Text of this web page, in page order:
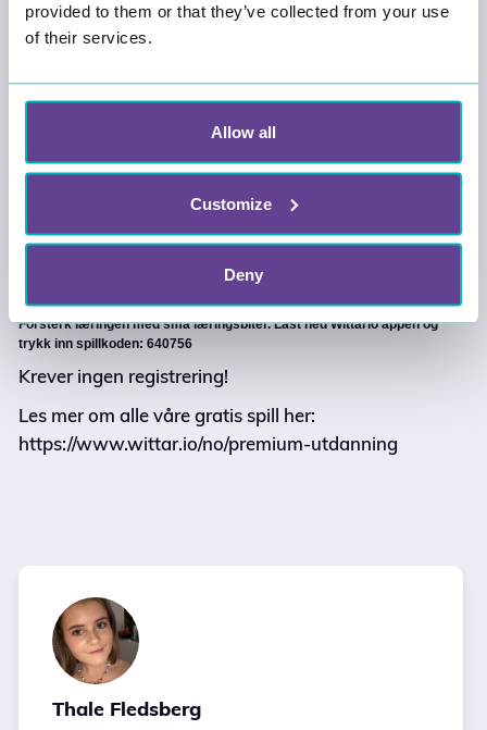
provided to them or that they’ve collected from your use
of their services.
Allow all
Customize
Deny
... og mer!
Om dette spillet
system av ideer om hvordan samfunnet best kan
La elevene i ungdomsskole og videregående få teste
"𝐩𝐨𝐥𝐢𝐭𝐢𝐬𝐤𝐞 𝐢𝐝𝐞𝐨𝐥𝐨𝐠𝐢𝐞𝐫" spillet.
Gratis å spille før, under eller etter undervisning, både ute og inne.
Forsterk læringen med små læringsbiter. Last ned Wittario appen og
trykk inn spillkoden: 640756
Krever ingen registrering!
Les mer om alle våre gratis spill her:
https://www.wittar.io/no/premium-utdanning
Thale Fledsberg